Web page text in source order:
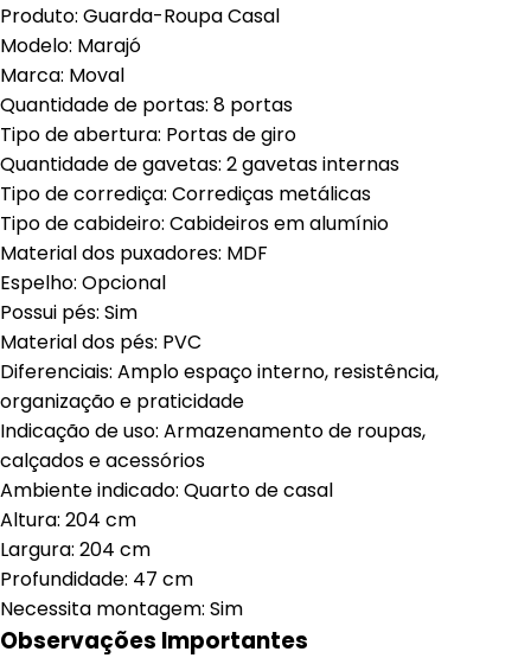
Produto: Guarda-Roupa Casal
Modelo: Marajó
Marca: Moval
Quantidade de portas: 8 portas
Tipo de abertura: Portas de giro
Quantidade de gavetas: 2 gavetas internas
Tipo de corrediça: Corrediças metálicas
Tipo de cabideiro: Cabideiros em alumínio
Material dos puxadores: MDF
Espelho: Opcional
Possui pés: Sim
Material dos pés: PVC
Diferenciais: Amplo espaço interno, resistência,
organização e praticidade
Indicação de uso: Armazenamento de roupas,
calçados e acessórios
Ambiente indicado: Quarto de casal
Altura: 204 cm
Largura: 204 cm
Profundidade: 47 cm
Necessita montagem: Sim
Observações Importantes